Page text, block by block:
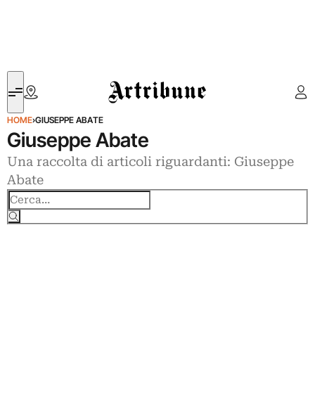
Artribune
HOME›GIUSEPPE ABATE
Giuseppe Abate
Una raccolta di articoli riguardanti: Giuseppe
Abate